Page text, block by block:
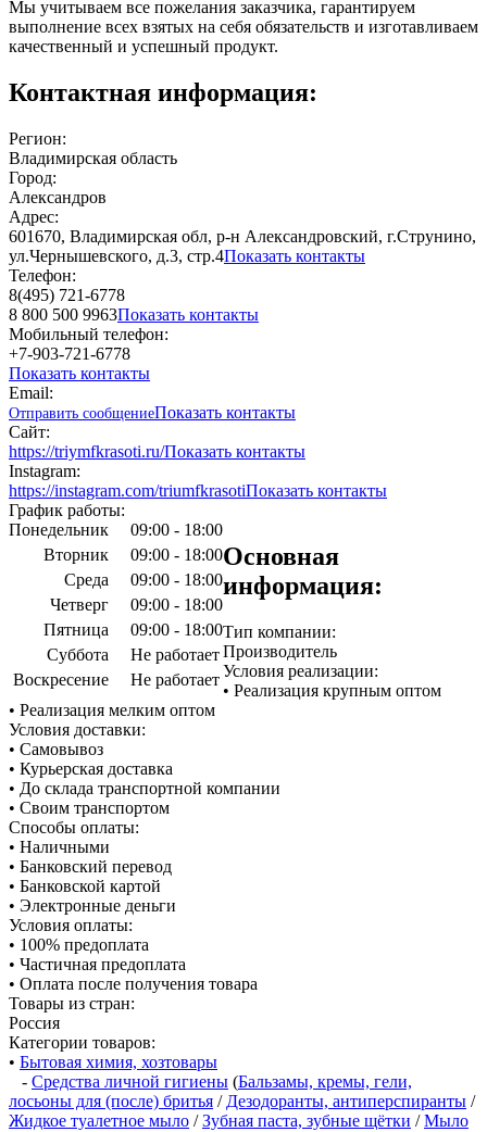
Мы учитываем все пожелания заказчика, гарантируем
выполнение всех взятых на себя обязательств и изготавливаем
качественный и успешный продукт.
Контактная информация:
Регион:
Владимирская область
Город:
Александров
Адрес:
601670, Владимирская обл, р-н Александровский, г.Струнино,
ул.Чернышевского, д.3, стр.4Показать контакты
Телефон:
8(495) 721-6778
8 800 500 9963Показать контакты
Мобильный телефон:
+7-903-721-6778
Показать контакты
Email:
Отправить сообщениеПоказать контакты
Сайт:
https://triymfkrasoti.ru/Показать контакты
Instagram:
https://instagram.com/triumfkrasotiПоказать контакты
График работы:
Понедельник
09:00 - 18:00
Вторник
09:00 - 18:00
Среда
09:00 - 18:00
Четверг
09:00 - 18:00
Пятница
09:00 - 18:00
Суббота
Не работает
Воскресение
Не работает
Основная
информация:
Тип компании:
Производитель
Условия реализации:
• Реализация крупным оптом
• Реализация мелким оптом
Условия доставки:
• Самовывоз
• Курьерская доставка
• До склада транспортной компании
• Своим транспортом
Способы оплаты:
• Наличными
• Банковский перевод
• Банковской картой
• Электронные деньги
Условия оплаты:
• 100% предоплата
• Частичная предоплата
• Оплата после получения товара
Товары из стран:
Россия
Категории товаров:
• Бытовая химия, хозтовары
- Средства личной гигиены (Бальзамы, кремы, гели,
лосьоны для (после) бритья / Дезодоранты, антиперспиранты /
Жидкое туалетное мыло /Зубная паста, зубные щётки /Мыло